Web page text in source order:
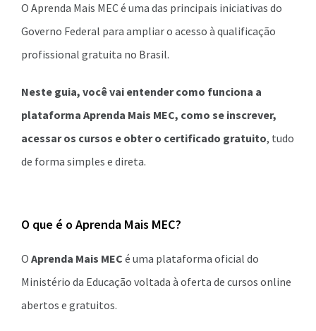
O Aprenda Mais MEC é uma das principais iniciativas do
Governo Federal para ampliar o acesso à qualificação
profissional gratuita no Brasil.
Neste guia, você vai entender como funciona a
plataforma Aprenda Mais MEC, como se inscrever,
acessar os cursos e obter o certificado gratuito, tudo
de forma simples e direta.
O que é o Aprenda Mais MEC?
O Aprenda Mais MEC é uma plataforma oficial do
Ministério da Educação voltada à oferta de cursos online
abertos e gratuitos.